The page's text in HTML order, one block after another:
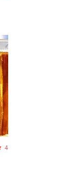
fra
Du
4